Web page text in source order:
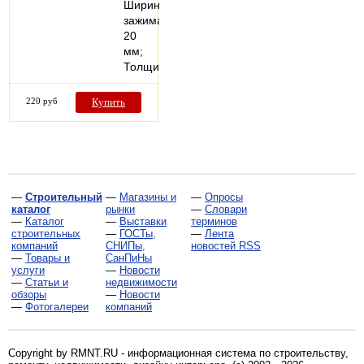
Ширина
зажима
20
мм;
Толщина…
220 руб Купить
— Строительный
каталог
— Каталог
строительных
компаний
— Товары и
услуги
— Статьи и
обзоры
— Фотогалереи
— Магазины и
рынки
— Выставки
— ГОСТы,
СНИПы,
СанПиНы
— Новости
недвижимости
— Новости
компаний
— Опросы
— Словари
терминов
— Лента
новостей RSS
Copyright by RMNT.RU - информационная система по строительству,